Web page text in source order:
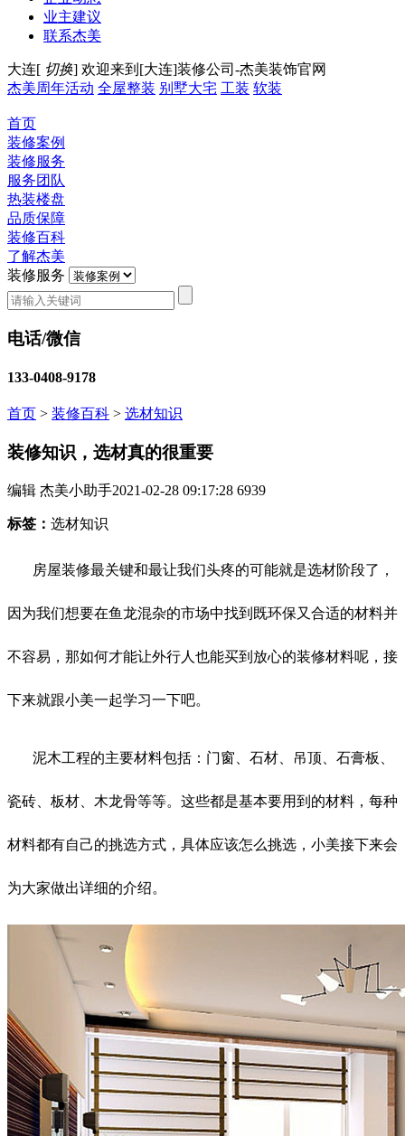
业主建议
联系杰美
大连[ 切换] 欢迎来到[大连]装修公司-杰美装饰官网
杰美周年活动 全屋整装 别墅大宅 工装 软装
首页
装修案例
装修服务
服务团队
热装楼盘
品质保障
装修百科
了解杰美
装修服务
电话/微信
133-0408-9178
首页 > 装修百科 > 选材知识
装修知识，选材真的很重要
编辑 杰美小助手2021-02-28 09:17:28 6939
标签： 选材知识
房屋装修最关键和最让我们头疼的可能就是选材阶段了，
因为我们想要在鱼龙混杂的市场中找到既环保又合适的材料并
不容易，那如何才能让外行人也能买到放心的装修材料呢，接
下来就跟小美一起学习一下吧。
泥木工程的主要材料包括：门窗、石材、吊顶、石膏板、
瓷砖、板材、木龙骨等等。这些都是基本要用到的材料，每种
材料都有自己的挑选方式，具体应该怎么挑选，小美接下来会
为大家做出详细的介绍。